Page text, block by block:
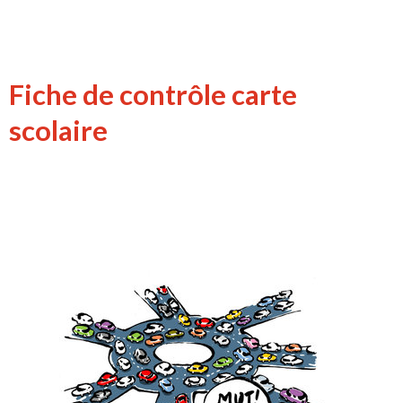
Fiche de contrôle carte
scolaire